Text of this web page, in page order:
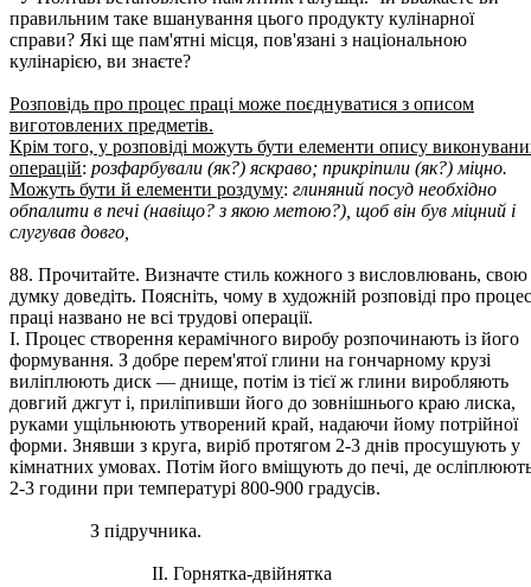
правильним таке вшанування цього продукту кулінарної
справи? Які ще пам'ятні місця, пов'язані з національною
кулінарією, ви знаєте?
Розповідь про процес праці може поєднуватися з описом
виготовлених предметів.
Крім того, у розповіді можуть бути елементи опису
операцій: розфарбували (як?) яскраво; прикріпили (як?) міцно.
Можуть бути й елементи роздуму: глиняний посуд необхідно
обпалити в печі (навіщо? з якою метою?), щоб він був міцний і
слугував довго,
88. Прочитайте. Визначте стиль кожного з висловлювань, свою
думку доведіть. Поясніть, чому в художній розповіді про процес
праці названо не всі трудові операції.
І. Процес створення керамічного виробу розпочинають із його
формування. З добре перем'ятої глини на гончарному крузі
виліплюють диск — днище, потім із тієї ж глини виробляють
довгий джгут і, приліпивши його до зовнішнього краю лиска,
руками ущільнюють утворений край, надаючи йому потрійної
форми. Знявши з круга, виріб протягом 2-3 днів просушують у
кімнатних умовах. Потім його вміщують до печі, де
2-3 години при температурі 800-900 градусів.
З підручника.
II. Горнятка-двійнятка